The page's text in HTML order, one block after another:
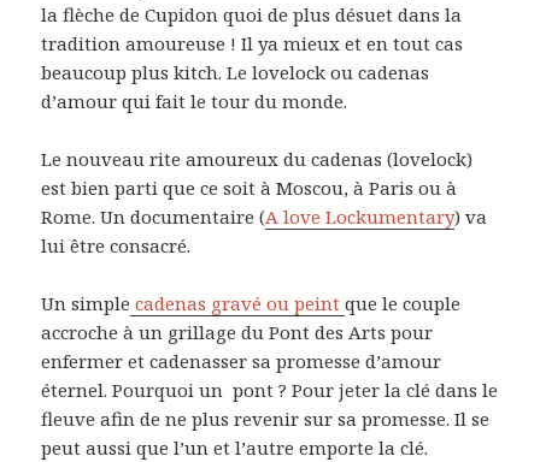
la flèche de Cupidon quoi de plus désuet dans la
tradition amoureuse ! Il ya mieux et en tout cas
beaucoup plus kitch. Le lovelock ou cadenas
d’amour qui fait le tour du monde.
Le nouveau rite amoureux du cadenas (lovelock)
est bien parti que ce soit à Moscou, à Paris ou à
Rome. Un documentaire (A love Lockumentary) va
lui être consacré.
Un simple cadenas gravé ou peintque le couple
accroche à un grillage du Pont des Arts pour
enfermer et cadenasser sa promesse d’amour
éternel. Pourquoi un pont ? Pour jeter la clé dans le
fleuve afin de ne plus revenir sur sa promesse. Il se
peut aussi que l’un et l’autre emporte la clé.